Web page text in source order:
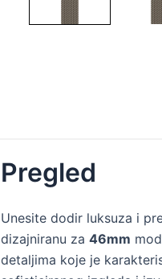
Pregled
Unesite dodir luksuza i
dizajniranu za 46mm
detaljima koje je